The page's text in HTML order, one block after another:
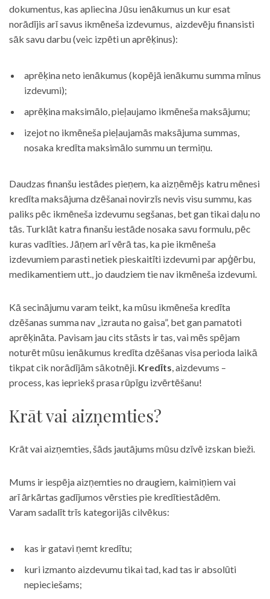
dokumentus, kas apliecina Jūsu ienākumus un kur esat
norādījis arī savus ikmēneša izdevumus, aizdevēju finansisti
sāk savu darbu (veic izpēti un aprēķinus):
aprēķina neto ienākumus (kopējā ienākumu summa mīnus
izdevumi);
aprēķina maksimālo, pieļaujamo ikmēneša maksājumu;
izejot no ikmēneša pieļaujamās maksājuma summas,
nosaka kredīta maksimālo summu un termiņu.
Daudzas finanšu iestādes pieņem, ka aizņēmējs katru mēnesi
kredīta maksājuma dzēšanai novirzīs nevis visu summu, kas
paliks pēc ikmēneša izdevumu segšanas, bet gan tikai daļu no
tās. Turklāt katra finanšu iestāde nosaka savu formulu, pēc
kuras vadīties. Jāņem arī vērā tas, ka pie ikmēneša
izdevumiem parasti netiek pieskaitīti izdevumi par apģērbu,
medikamentiem utt., jo daudziem tie nav ikmēneša izdevumi.
Kā secinājumu varam teikt, ka mūsu ikmēneša kredīta
dzēšanas summa nav „izrauta no gaisa”, bet gan pamatoti
aprēķināta. Pavisam jau cits stāsts ir tas, vai mēs spējam
noturēt mūsu ienākumus kredīta dzēšanas visa perioda laikā
tikpat cik norādījām sākotnēji. Kredīts, aizdevums –
process, kas iepriekš prasa rūpīgu izvērtēšanu!
Krāt vai aizņemties?
Krāt vai aizņemties, šāds jautājums mūsu dzīvē izskan bieži.
Mums ir iespēja aizņemties no draugiem, kaimiņiem vai
arī ārkārtas gadījumos vērsties pie kredītiestādēm.
Varam sadalīt trīs kategorijās cilvēkus:
kas ir gatavi ņemt kredītu;
kuri izmanto aizdevumu tikai tad, kad tas ir absolūti
nepieciešams;